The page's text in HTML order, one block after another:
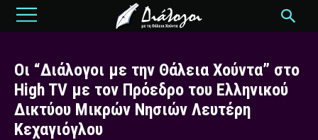
Οι “Διάλογοι με την Θάλεια Χούντα” στο
High TV με τον Πρόεδρο του Ελληνικού
Δικτύου Μικρών Νησιών Λευτέρη
Κεχαγιόγλου